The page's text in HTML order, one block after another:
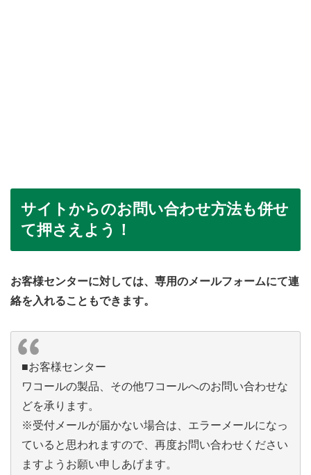
サイトからのお問い合わせ方法も併せ
て押さえよう！
お客様センターに対しては、専用のメールフォームにて連
絡を入れることもできます。
■お客様センター
ワコールの製品、その他ワコールへのお問い合わせな
どを承ります。
※受付メールが届かない場合は、エラーメールになっ
ていると思われますので、再度お問い合わせください
ますようお願い申しあげます。